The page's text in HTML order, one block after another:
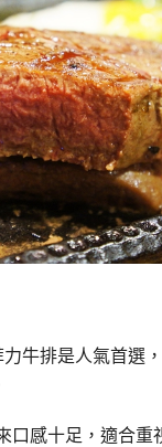
牛排是人氣首選
口感十足，適合重